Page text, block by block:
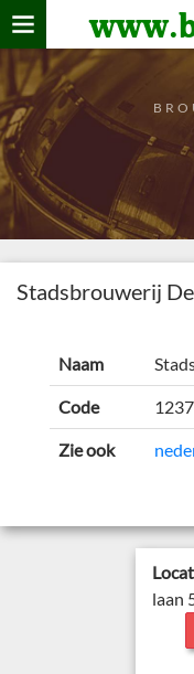
Home
verzamelen
De bierkaart
Bezoekers
Stadsbrouwerij
Naam
Code 1237
Zie ook
laan